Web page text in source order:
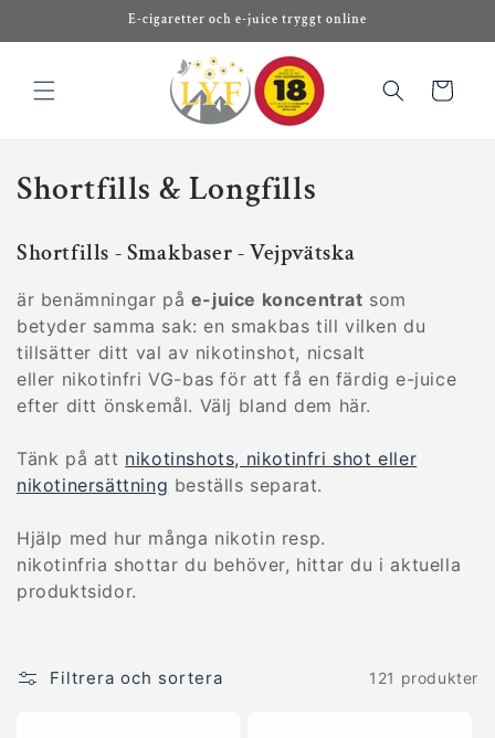
E-cigaretter och e-juice tryggt online
Varukorg
P
o
d
u
k
t
s
e
r
e
Shortfills & Longfills
Shortfills - Smakbaser - Vejpvätska
är benämningar på e-juice koncentrat som
betyder samma sak: en smakbas till vilken du
tillsätter ditt val av nikotinshot, nicsalt
eller nikotinfri VG-bas för att få en färdig e-juice
efter ditt önskemål. Välj bland dem här.
Tänk på att nikotinshots, nikotinfri shot eller
nikotinersättning beställs separat.
Hjälp med hur många nikotin resp.
nikotinfria shottar du behöver, hittar du i aktuella
produktsidor.
Filtrera och sortera 121 produkter